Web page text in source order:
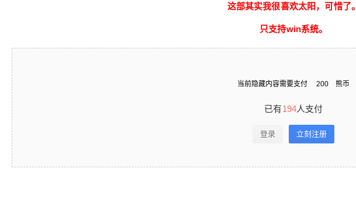
这部其实我很喜欢太阳，可惜了。
只支持win系统。
当前隐藏内容需要支付 200 熊币
已有194人支付
登录 立刻注册